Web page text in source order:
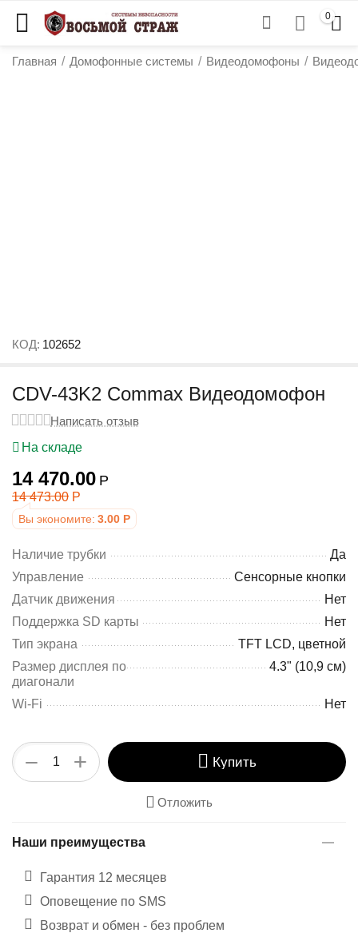
0
Главная / Домофонные системы / Видеодомофоны /
КОД: 102652
CDV-43K2 Commax Видеодомофон
Написать отзыв
На складе
14 470.00 Р
14 473.00 Р
Вы экономите: 3.00 Р
Наличие трубки
Да
Управление
Сенсорные кнопки
Датчик движения
Нет
Поддержка SD карты
Нет
Тип экрана
TFT LCD, цветной
Размер дисплея по
диагонали
4.3" (10,9 см)
Wi-Fi Нет
+
− Купить
Отложить
Наши преимущества
Гарантия 12 месяцев
Оповещение по SMS
Возврат и обмен - без проблем